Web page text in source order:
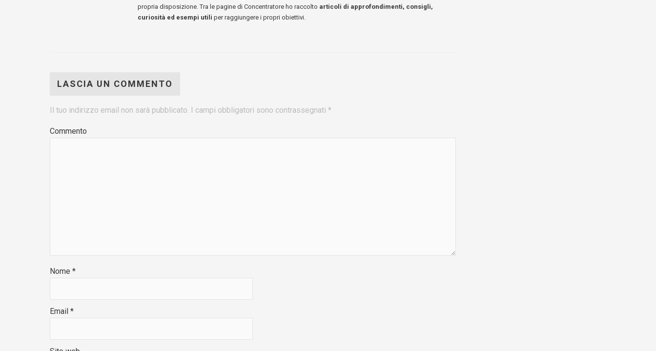
propria disposizione. Tra le pagine di Concentratore ho raccolto articoli di approfondimenti, consigli,
curiosità ed esempi utili per raggiungere i propri obiettivi.
LASCIA UN COMMENTO
Il tuo indirizzo email non sarà pubblicato. I campi obbligatori sono contrassegnati *
Commento
Nome *
Email *